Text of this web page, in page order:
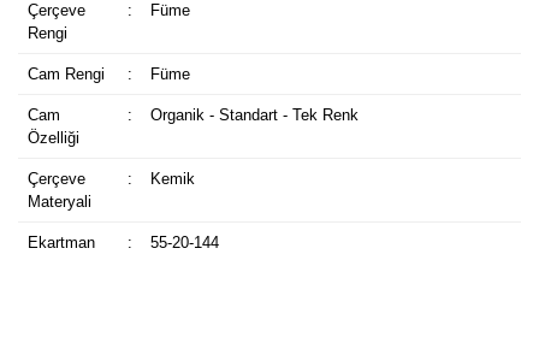
Çerçeve
Rengi
: Füme
Cam Rengi : Füme
Cam
Özelliği
: Organik - Standart - Tek Renk
Çerçeve
Materyali
: Kemik
Ekartman : 55-20-144